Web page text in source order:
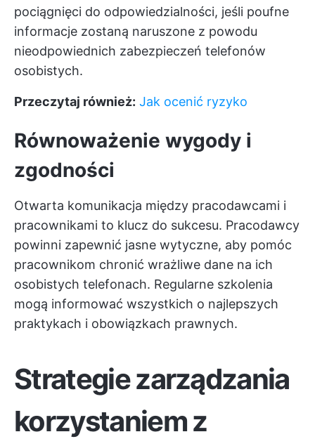
pociągnięci do odpowiedzialności, jeśli poufne
informacje zostaną naruszone z powodu
nieodpowiednich zabezpieczeń telefonów
osobistych.
Przeczytaj również: Jak ocenić ryzyko
Równoważenie wygody i
zgodności
Otwarta komunikacja między pracodawcami i
pracownikami to klucz do sukcesu. Pracodawcy
powinni zapewnić jasne wytyczne, aby pomóc
pracownikom chronić wrażliwe dane na ich
osobistych telefonach. Regularne szkolenia
mogą informować wszystkich o najlepszych
praktykach i obowiązkach prawnych.
Strategie zarządzania
korzystaniem z